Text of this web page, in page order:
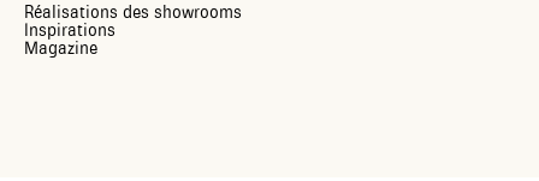
Réalisations des showrooms
Inspirations
Magazine